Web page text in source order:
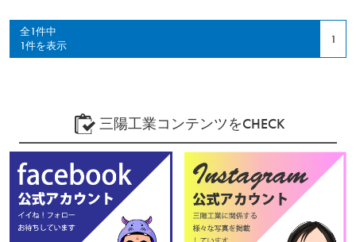
全1件中
1件を表示
1
三陽工業コンテンツをCHECK